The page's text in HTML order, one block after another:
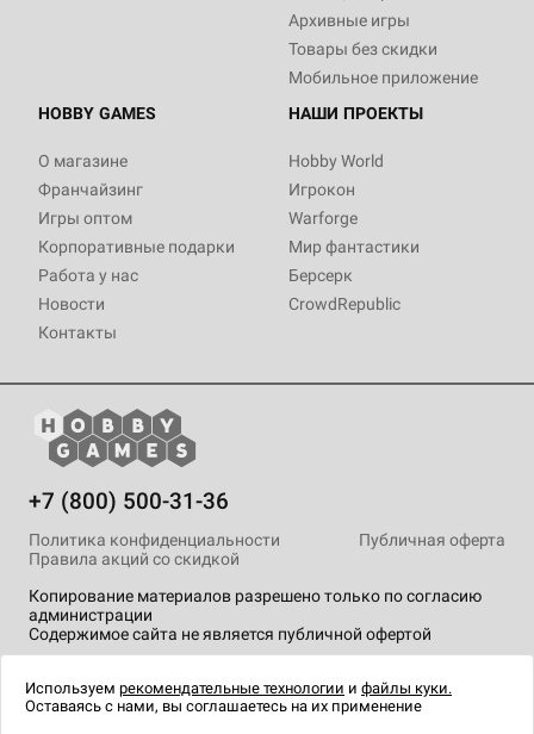
Архивные игры
Товары без скидки
Мобильное приложение
HOBBY GAMES
О магазине
Франчайзинг
Игры оптом
Корпоративные подарки
Работа у нас
Новости
Контакты
НАШИ ПРОЕКТЫ
Hobby World
Игрокон
Warforge
Мир фантастики
Берсерк
CrowdRepublic
+7 (800) 500-31-36
Копирование материалов разрешено только по согласию
администрации
Содержимое сайта не является публичной офертой
Политика конфиденциальности
Публичная оферта
Правила акций со скидкой
технологии.
Используем рекомендательные технологии и файлы куки.
Оставаясь с нами, вы соглашаетесь на их применение